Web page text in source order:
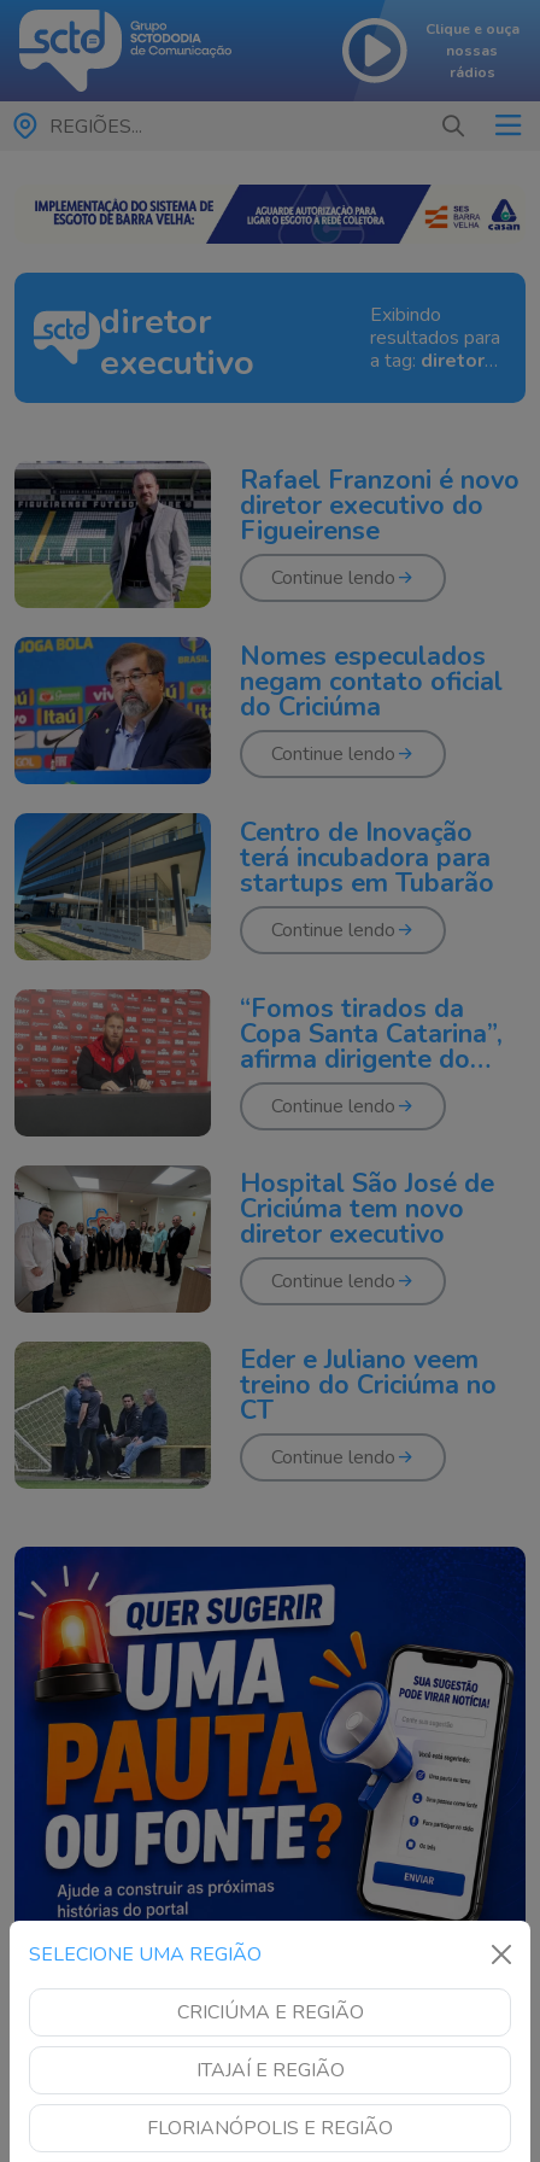
Clique e ouça
nossas
rádios
REGIÕES...
SELECIONE UMA REGIÃO
CRICIÚMA E REGIÃO
ITAJAÍ E REGIÃO
FLORIANÓPOLIS E REGIÃO
diretor
executivo
Exibindo
resultados para
a tag: diretor
Rafael Franzoni é novo
diretor executivo do
Figueirense
Continue lendo
Nomes especulados
negam contato oficial
do Criciúma
Continue lendo
Centro de Inovação
terá incubadora para
startups em Tubarão
Continue lendo
“Fomos tirados da
Copa Santa Catarina”,
afirma dirigente do
Hercílio Luz
Continue lendo
Hospital São José de
Criciúma tem novo
diretor executivo
Continue lendo
Eder e Juliano veem
treino do Criciúma no
CT
Continue lendo